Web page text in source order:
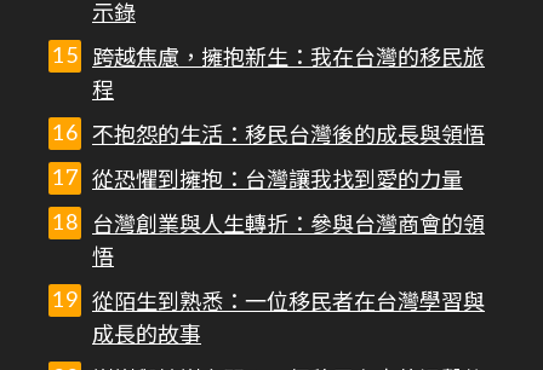
示錄
跨越焦慮，擁抱新生：我在台灣的移民旅
程
不抱怨的生活：移民台灣後的成長與領悟
從恐懼到擁抱：台灣讓我找到愛的力量
台灣創業與人生轉折：參與台灣商會的領
悟
從陌生到熟悉：一位移民者在台灣學習與
成長的故事